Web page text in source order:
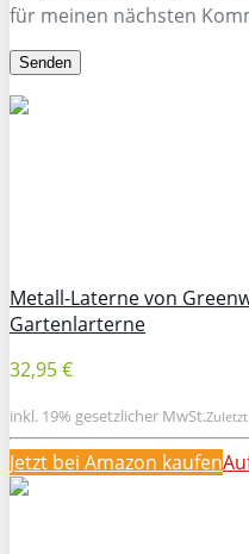
für meinen nächsten
Metall-Laterne von
Gartenlarterne
32,95 €
inkl. 19% gesetzlicher MwSt.
Jetzt bei Amazon kaufen